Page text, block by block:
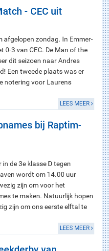
- CEC uit
afgelopen zondag. In Emmer-
0-3 van CEC. De Man of the
dit seizoen naar Andres
Een tweede plaats was er
notering voor Laurens
LEES MEER
bij Raptim-
de 3e klasse D tegen
wordt om 14.00 uur
zijn om voor het
te maken. Natuurlijk hopen
zijn om ons eerste elftal te
LEES MEER